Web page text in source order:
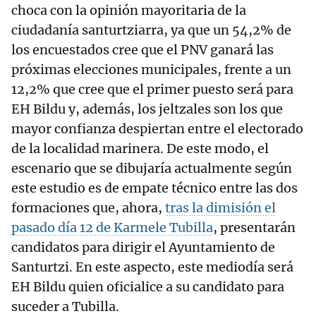
choca con la opinión mayoritaria de la
ciudadanía santurtziarra, ya que un 54,2% de
los encuestados cree que el PNV ganará las
próximas elecciones municipales, frente a un
12,2% que cree que el primer puesto será para
EH Bildu y, además, los jeltzales son los que
mayor confianza despiertan entre el electorado
de la localidad marinera. De este modo, el
escenario que se dibujaría actualmente según
este estudio es de empate técnico entre las dos
formaciones que, ahora, tras la dimisión el
pasado día 12 de Karmele Tubilla, presentarán
candidatos para dirigir el Ayuntamiento de
Santurtzi. En este aspecto, este mediodía será
EH Bildu quien oficialice a su candidato para
suceder a Tubilla.